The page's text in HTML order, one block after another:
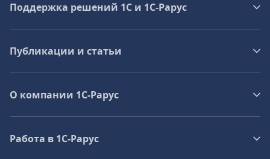
Поддержка решений 1С и 1С‑Рарус
Публикации и статьи
О компании 1C-Рарус
Работа в 1С‑Рарус